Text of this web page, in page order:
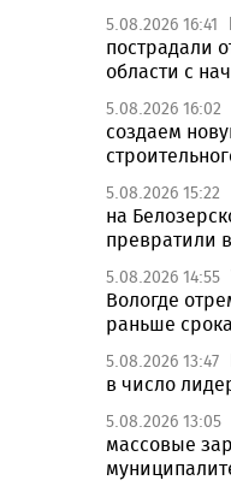
5.08.2026 16:41
пострадали
области с
5.08.2026 16:02
создаем
5.08.2026 15:22
на
превратили
5.08.2026 14:55
Вологде
раньше срока
5.08.2026 13:47
в число
5.08.2026 13:05
массовые